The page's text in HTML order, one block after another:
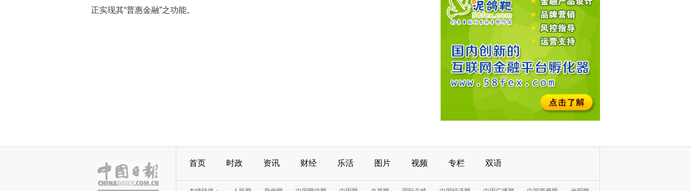
正实现其“普惠金融”之功能。
首页 时政 资讯 财经 乐活 图片 视频 专栏 双语